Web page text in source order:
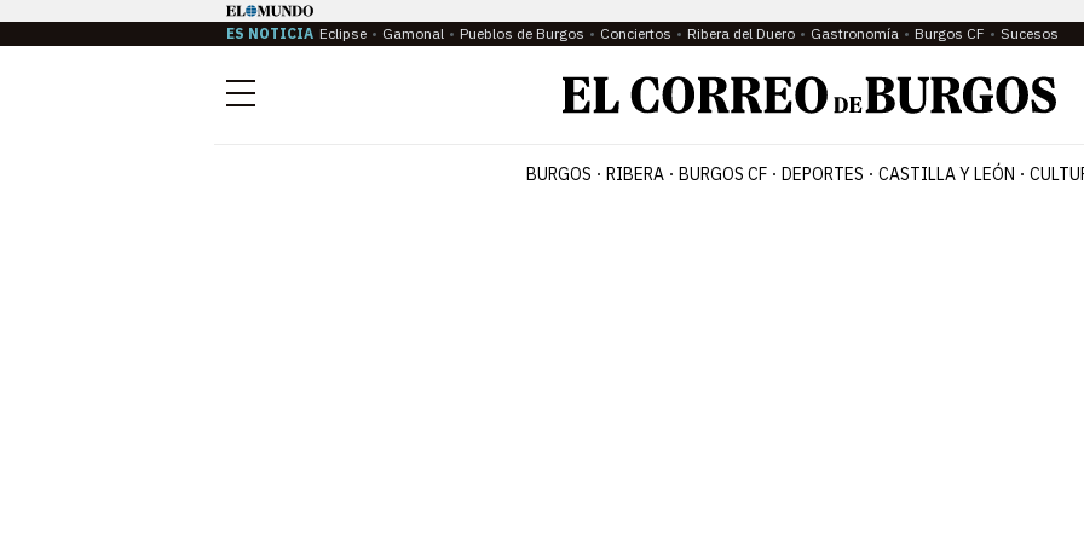
ES NOTICIA Eclipse Gamonal Pueblos de Burgos Conciertos Ribera del Duero Gastronomía Burgos CF Sucesos
Menú
BURGOS RIBERA BURGOS CF DEPORTES CASTILLA Y LEÓN